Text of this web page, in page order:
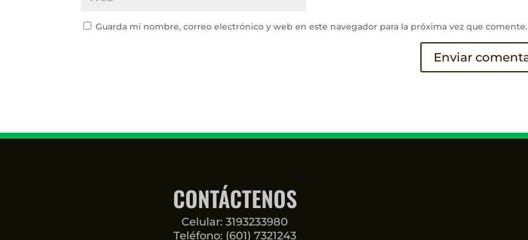
Guarda mi nombre, correo electrónico y web en este navegador para la próxima vez que comente.
CONTÁCTENOS
Celular: 3193233980
Teléfono: (601) 7321243